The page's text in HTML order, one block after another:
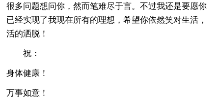
很多问题想问你，然而笔难尽于言。不过我还是要愿你
已经实现了我现在所有的理想，希望你依然笑对生活，
活的洒脱！
祝：
身体健康！
万事如意！